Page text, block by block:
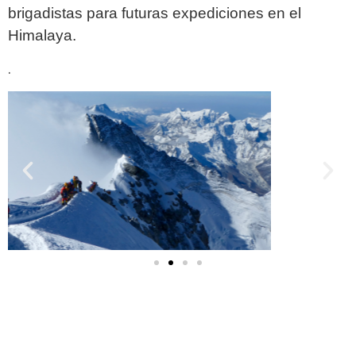
brigadistas para futuras expediciones en el
Himalaya.
.